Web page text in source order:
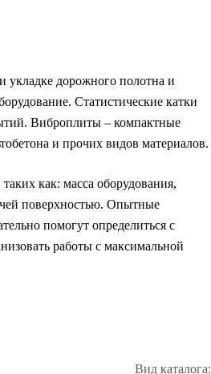
укладке дорожного полотна и
Статистические катки
Виброплиты – компактные
и прочих видов материалов.
как: масса оборудования,
поверхностью. Опытные
помогут определиться с
работы с максимальной
Вид каталога: